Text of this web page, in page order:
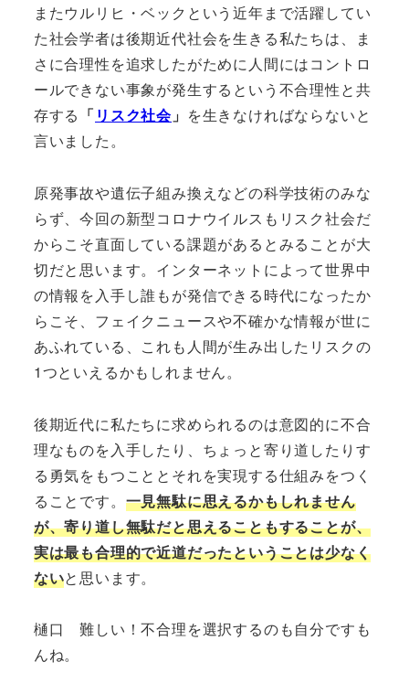
またウルリヒ・ベックという近年まで活躍してい
た社会学者は後期近代社会を生きる私たちは、ま
さに合理性を追求したがために人間にはコントロ
ールできない事象が発生するという不合理性と共
存する 「 リスク社会 」 を生きなければならないと
言いました。
原発事故や遺伝子組み換えなどの科学技術のみな
らず、今回の新型コロナウイルスもリスク社会だ
からこそ直面している課題があるとみることが大
切だと思います。インターネットによって世界中
の情報を入手し誰もが発信できる時代になったか
らこそ、フェイクニュースや不確かな情報が世に
あふれている、これも人間が生み出したリスクの
1つといえるかもしれません。
後期近代に私たちに求められるのは意図的に不合
理なものを入手したり、ちょっと寄り道したりす
る勇気をもつこととそれを実現する仕組みをつく
ることです。 一見無駄に思えるかもしれません
が、寄り道し無駄だと思えることもすることが、
実は最も合理的で近道だったということは少なく
ないと思います。
樋口 難しい！不合理を選択するのも自分ですも
んね。